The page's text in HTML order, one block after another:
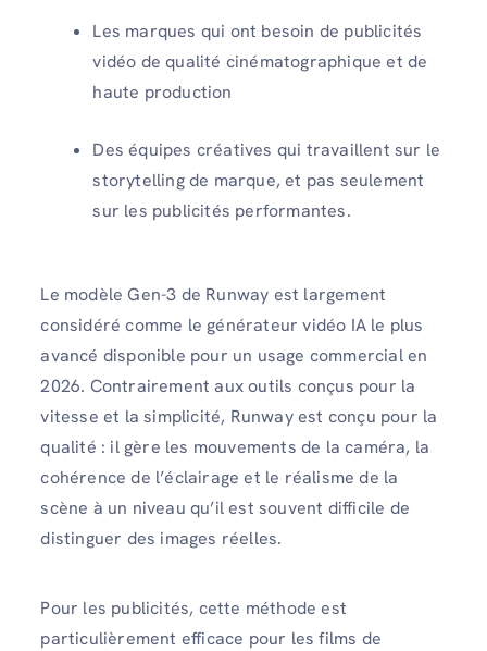
Les marques qui ont besoin de publicités
vidéo de qualité cinématographique et de
haute production
Des équipes créatives qui travaillent sur le
storytelling de marque, et pas seulement
sur les publicités performantes.
Le modèle Gen-3 de Runway est largement
considéré comme le générateur vidéo IA le plus
avancé disponible pour un usage commercial en
2026. Contrairement aux outils conçus pour la
vitesse et la simplicité, Runway est conçu pour la
qualité : il gère les mouvements de la caméra, la
cohérence de l’éclairage et le réalisme de la
scène à un niveau qu’il est souvent difficile de
distinguer des images réelles.
Pour les publicités, cette méthode est
particulièrement efficace pour les films de